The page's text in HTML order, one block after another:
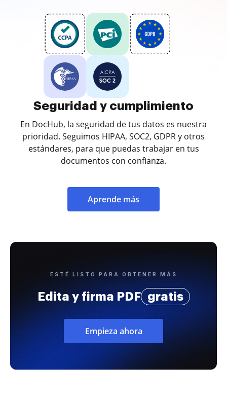
Seguridad y cumplimiento
En DocHub, la seguridad de tus datos es nuestra
prioridad. Seguimos HIPAA, SOC2, GDPR y otros
estándares, para que puedas trabajar en tus
documentos con confianza.
Aprende más
ESTÉ LISTO PARA OBTENER MÁS
Edita y firma PDF gratis
Empieza ahora